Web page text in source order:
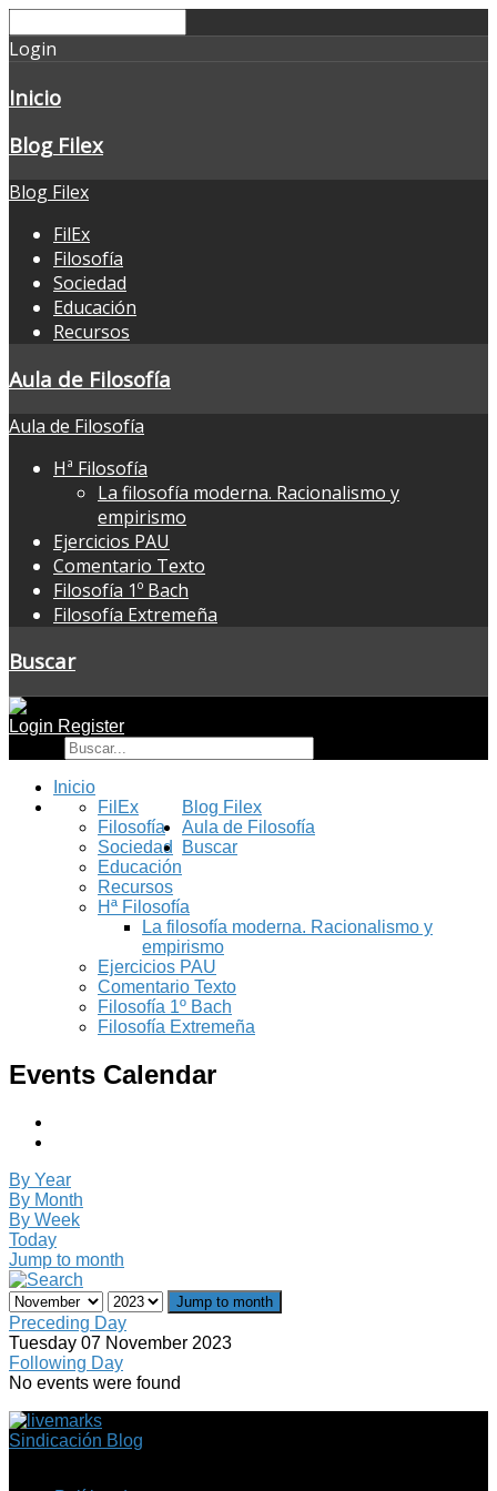
Login
Inicio
Blog Filex
Blog Filex
FilEx
Filosofía
Sociedad
Educación
Recursos
Aula de Filosofía
Aula de Filosofía
Hª Filosofía
La filosofía moderna. Racionalismo y
empirismo
Ejercicios PAU
Comentario Texto
Filosofía 1º Bach
Filosofía Extremeña
Buscar
Login Register
Inicio
Blog Filex
FilEx
Filosofía
Sociedad
Educación
Recursos
Aula de Filosofía
Hª Filosofía
La filosofía moderna. Racionalismo y
empirismo
Ejercicios PAU
Comentario Texto
Filosofía 1º Bach
Filosofía Extremeña
Buscar
Events Calendar
By Year
By Month
By Week
Today
Jump to month
Jump to month
Preceding Day
Tuesday 07 November 2023
Following Day
No events were found
Sindicación Blog